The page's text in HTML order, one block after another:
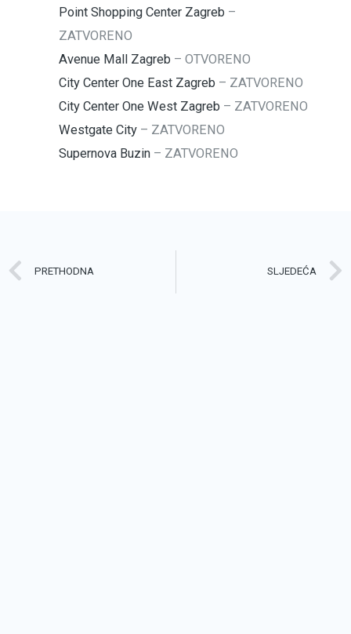
Point Shopping Center Zagreb–
ZATVORENO
Avenue Mall Zagreb– OTVORENO
City Center One East Zagreb– ZATVORENO
City Center One West Zagreb– ZATVORENO
Westgate City– ZATVORENO
Supernova Buzin– ZATVORENO
Prev
PRETHODNA SLJEDEĆA